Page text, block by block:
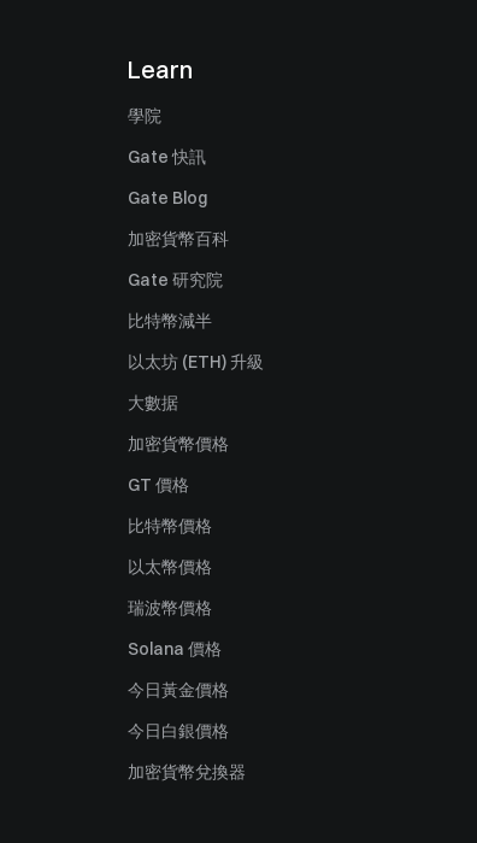
Learn
學院
Gate 快訊
Gate Blog
加密貨幣百科
Gate 研究院
比特幣減半
以太坊 (ETH) 升級
大數据
加密貨幣價格
GT 價格
比特幣價格
以太幣價格
瑞波幣價格
Solana 價格
今日黃金價格
今日白銀價格
加密貨幣兌換器